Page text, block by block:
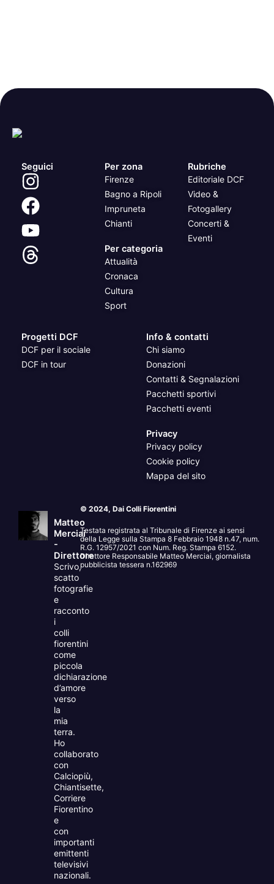
Seguici Per zona
Firenze
Bagno a Ripoli
Impruneta
Chianti
Per categoria
Attualità
Cronaca
Cultura
Sport
Rubriche
Editoriale DCF
Video &
Fotogallery
Concerti &
Eventi
Progetti DCF
DCF per il sociale
DCF in tour
Info & contatti
Chi siamo
Donazioni
Contatti & Segnalazioni
Pacchetti sportivi
Pacchetti eventi
Privacy
Privacy policy
Cookie policy
Mappa del sito
Matteo
Merciai
-
Direttore
Scrivo,
scatto
fotografie
e
racconto
i
colli
fiorentini
come
piccola
dichiarazione
d’amore
verso
la
mia
terra.
Ho
collaborato
con
Calciopiù,
Chiantisette,
Corriere
Fiorentino
e
con
importanti
emittenti
televisivi
nazionali.
© 2024, Dai Colli Fiorentini
Testata registrata al Tribunale di Firenze ai sensi
della Legge sulla Stampa 8 Febbraio 1948 n.47, num.
R.G. 12957/2021 con Num. Reg. Stampa 6152.
Direttore Responsabile Matteo Merciai, giornalista
pubblicista tessera n.162969